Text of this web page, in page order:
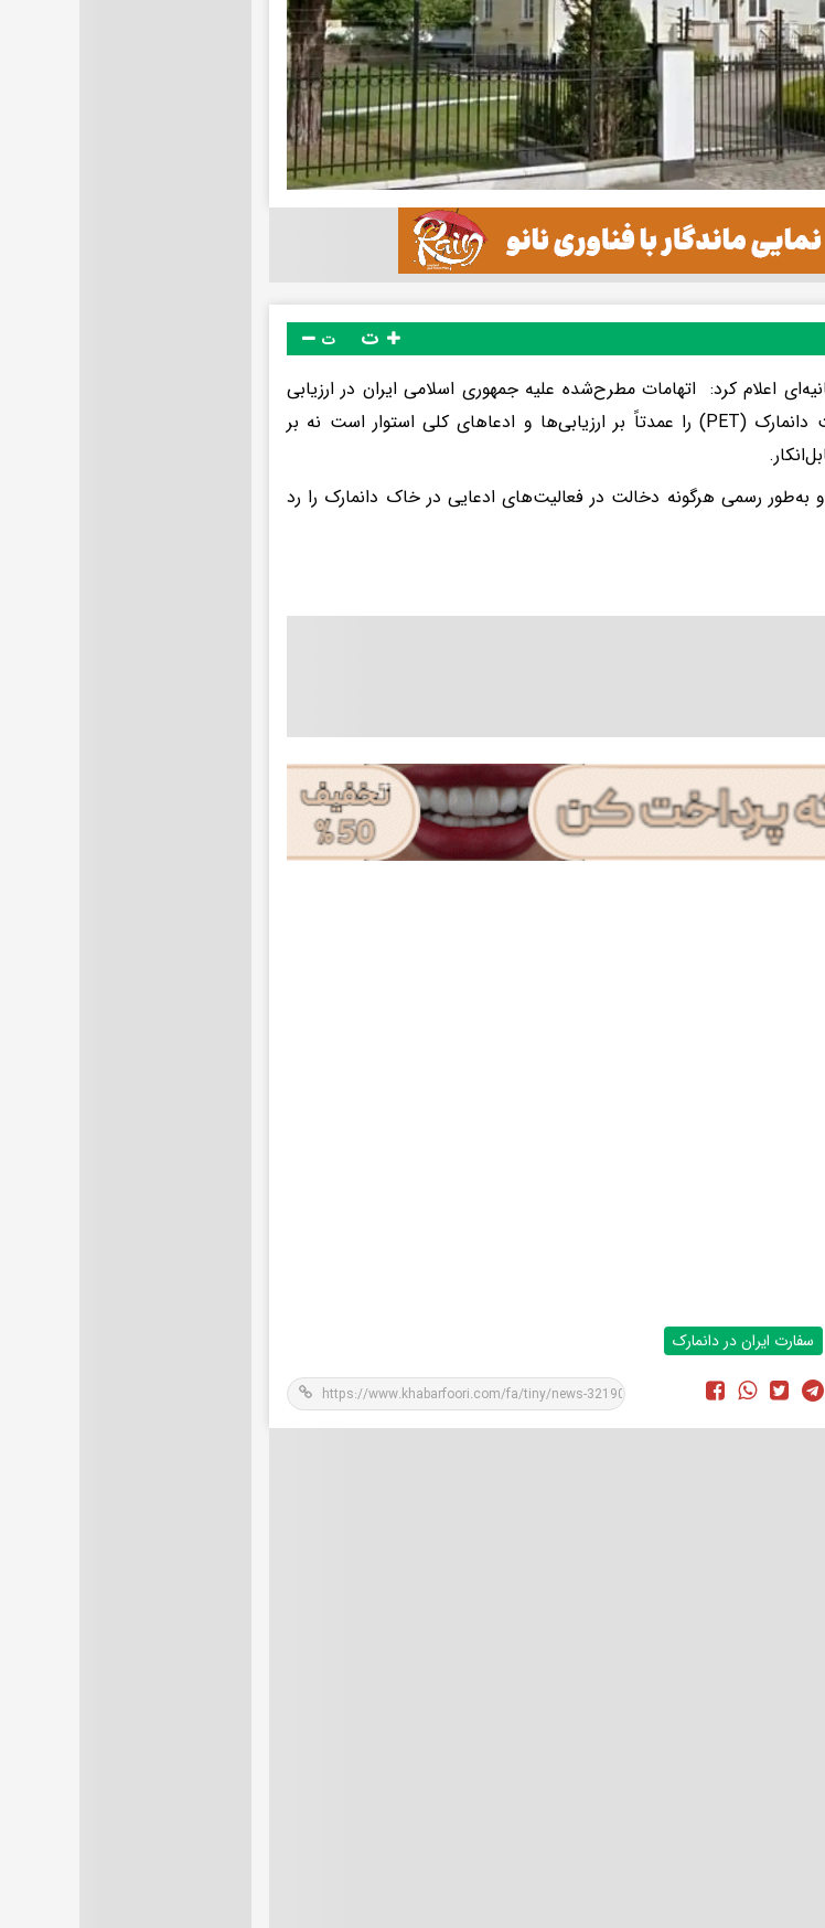
ت
اعلام کرد: اتهامات مطرح‌شده علیه جمهوری اسلامی ایران در ارزیابی
اخیر سازمان اطلاعات و امنیت دانمارک (PET) را عمدتاً بر ارزیابی‌ها و ادعاهای کلی استوار است نه بر
به‌طور رسمی هرگونه دخالت در فعالیت‌های ادعایی در خاک دانمارک را رد
سفارت ایران در دانمارک